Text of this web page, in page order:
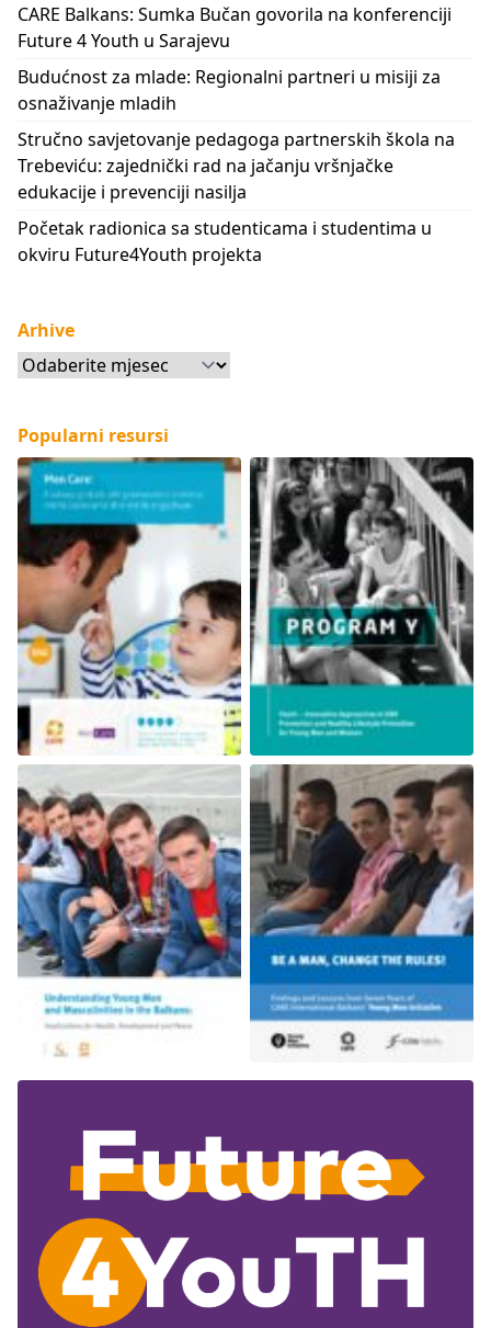
CARE Balkans: Sumka Bučan govorila na konferenciji
Future 4 Youth u Sarajevu
Budućnost za mlade: Regionalni partneri u misiji za
osnaživanje mladih
Stručno savjetovanje pedagoga partnerskih škola na
Trebeviću: zajednički rad na jačanju vršnjačke
edukacije i prevenciji nasilja
Početak radionica sa studenticama i studentima u
okviru Future4Youth projekta
Arhive
Arhive
Popularni resursi